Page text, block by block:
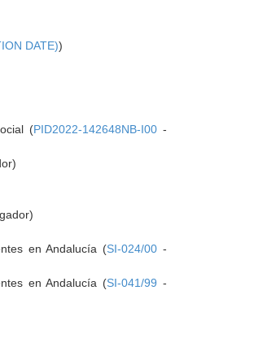
DATE))
(PID2022-142648NB-I00-
en Andalucía (SI-024/00-
en Andalucía (SI-041/99 -